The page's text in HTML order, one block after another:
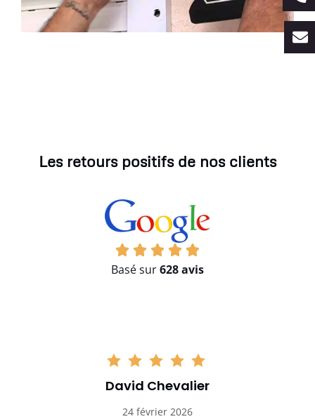
Les retours positifs de nos clients
Basé sur628 avis
David Chevalier
24 février 2026